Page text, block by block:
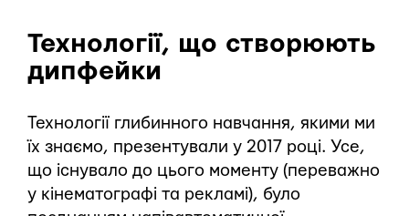
Технології, що створюють
дипфейки
Технології глибинного навчання, якими ми
їх знаємо, презентували у 2017 році. Усе,
що існувало до цього моменту (переважно
у кінематографі та рекламі), було